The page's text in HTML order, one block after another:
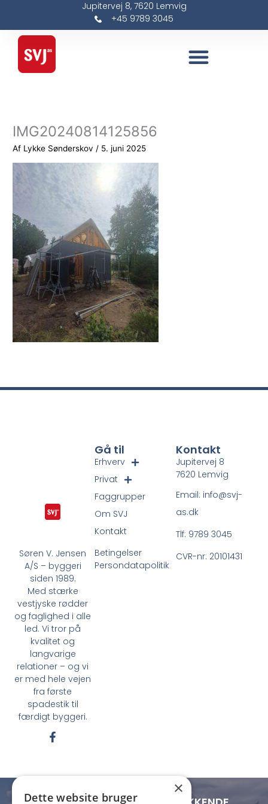
indholdet
Jupitervej 8, 7620 Lemvig
+45 9789 3045
IMG20240814125856
Af Lykke Sønderskov / 5. juni 2025
Søren V. Jensen
A/S – byggeri
siden 1989.
Med stærke
vestjyske rødder
og faglighed i alle
led. Vi tror på
kvalitet og
langvarige
relationer – og vi
er med hele vejen
fra første
spadestik til
færdigt byggeri.
F
a
b
o
Gå til
Erhverv
Privat
Faggrupper
Om SVJ
Kontakt
Betingelser
Persondatapolitik
Kontakt
Jupitervej 8
7620 Lemvig
Email: info@svj-
as.dk
Tlf: 9789 3045
CVR-nr: 20101431
×
Dette website bruger